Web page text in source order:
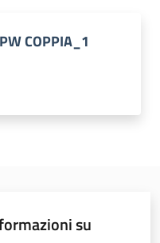
COPPIA_1
su